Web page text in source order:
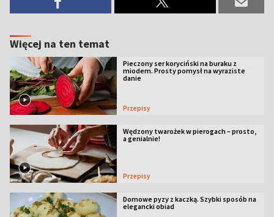
Więcej na ten temat
Pieczony ser koryciński na buraku z
miodem. Prosty pomysł na wyraziste
danie
Przepisy
Wędzony twarożek w pierogach – prosto,
a genialnie!
Przepisy
Domowe pyzy z kaczką. Szybki sposób na
elegancki obiad